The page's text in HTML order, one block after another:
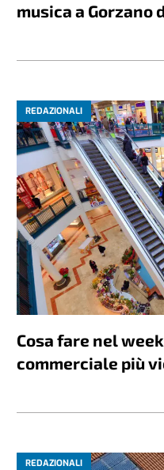
musica a Gorzano
REDAZIONALI
Cosa fare nel
commerciale più
REDAZIONALI